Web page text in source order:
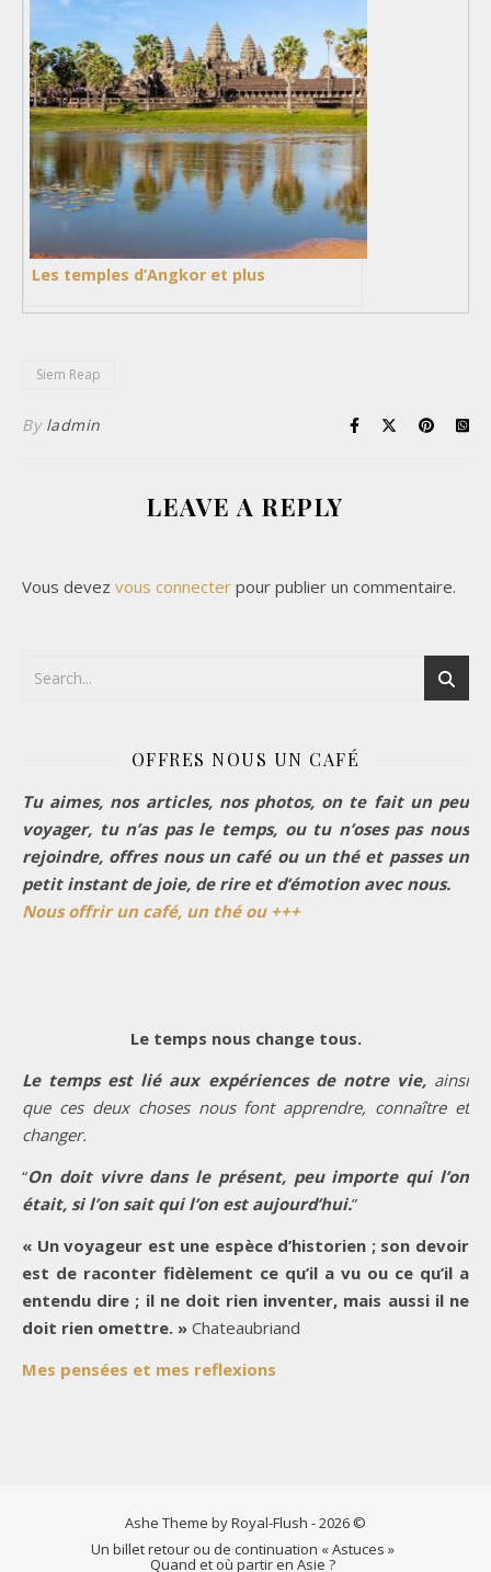
Les temples d’Angkor et plus
Siem Reap
By ladmin
LEAVE A REPLY
Vous devez vous connecter pour publier un commentaire.
OFFRES NOUS UN CAFÉ
Tu aimes, nos articles, nos photos, on te fait un peu
voyager, tu n’as pas le temps, ou tu n’oses pas nous
rejoindre, offres nous un café ou un thé et passes un
petit instant de joie, de rire et d’émotion avec nous.
Nous offrir un café, un thé ou +++
Le temps nous change tous.
Le temps est lié aux expériences de notre vie, ainsi
que ces deux choses nous font apprendre, connaître et
changer.
“On doit vivre dans le présent, peu importe qui l’on
était, si l’on sait qui l’on est aujourd’hui.”
« Un voyageur est une espèce d’historien ; son devoir
est de raconter fidèlement ce qu’il a vu ou ce qu’il a
entendu dire ; il ne doit rien inventer, mais aussi il ne
doit rien omettre. » Chateaubriand
Mes pensées et mes reflexions
Ashe Theme by Royal-Flush - 2026 ©
Un billet retour ou de continuation « Astuces »
Quand et où partir en Asie ?